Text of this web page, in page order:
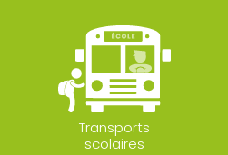
Transports
scolaires